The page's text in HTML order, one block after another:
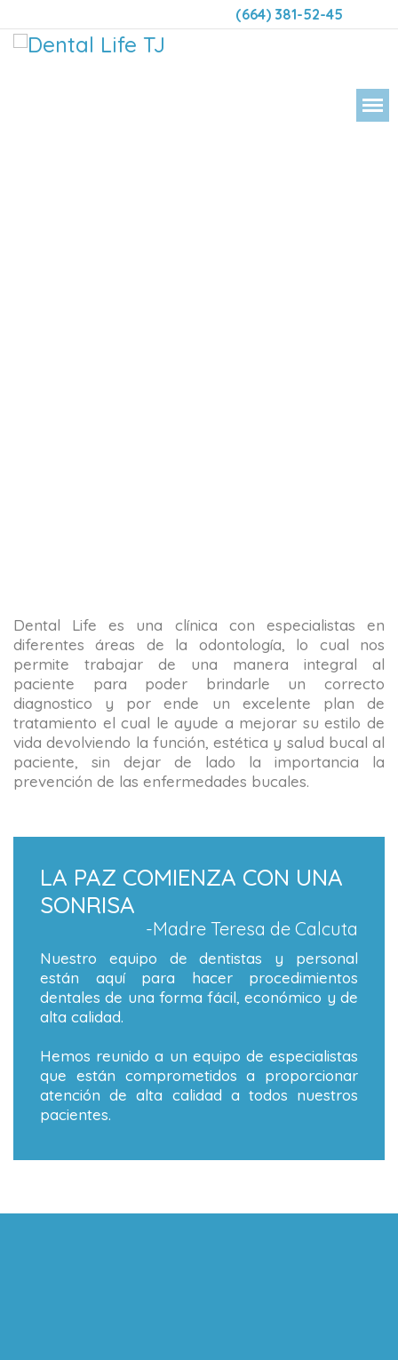
(664) 381-52-45
Dental Life es una clínica con especialistas en
diferentes áreas de la odontología, lo cual nos
permite trabajar de una manera integral al
paciente para poder brindarle un correcto
diagnostico y por ende un excelente plan de
tratamiento el cual le ayude a mejorar su estilo de
vida devolviendo la función, estética y salud bucal al
paciente, sin dejar de lado la importancia la
prevención de las enfermedades bucales.
LA PAZ COMIENZA CON UNA
SONRISA
-Madre Teresa de Calcuta
Nuestro equipo de dentistas y personal
están aquí para hacer procedimientos
dentales de una forma fácil, económico y de
alta calidad.
Hemos reunido a un equipo de especialistas
que están comprometidos a proporcionar
atención de alta calidad a todos nuestros
pacientes.